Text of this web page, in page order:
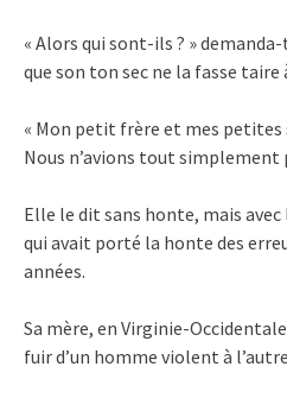
« Alors qui sont-ils ? »
que son ton sec ne la fasse taire
« Mon petit frère et mes petites
Nous n’avions tout simplement
Elle le dit sans honte, mais avec
qui avait porté la honte des
années.
Sa mère, en Virginie-
fuir d’un homme violent à